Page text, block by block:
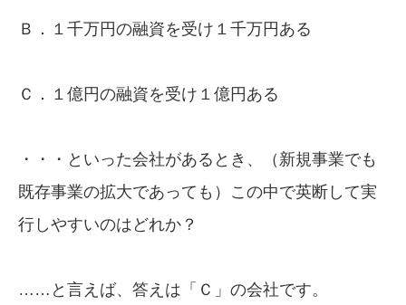
Ｂ．１千万円の融資を受け１千万円ある
Ｃ．１億円の融資を受け１億円ある
・・・といった会社があるとき、（新規事業でも
既存事業の拡大であっても）この中で英断して実
行しやすいのはどれか？
……と言えば、答えは「Ｃ」の会社です。